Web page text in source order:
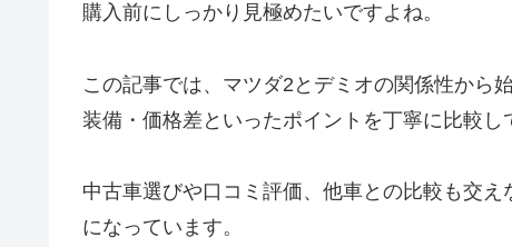
購入前にしっかり見極めたいですよね。
この記事では、マツダ2とデミオの関係性から
装備・価格差といったポイントを丁寧に比較し
中古車選びや口コミ評価、他車との比較も交
になっています。